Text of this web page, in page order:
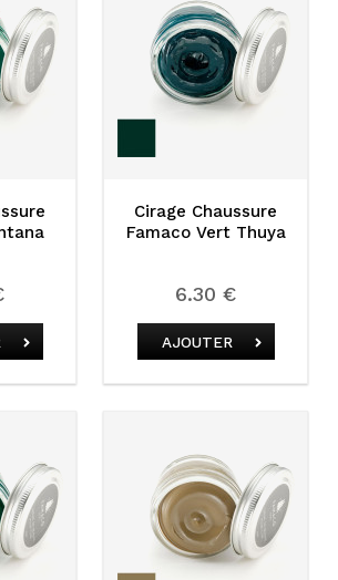
Cirage Chaussure
Famaco Vert Thuya
6.30 €
AJOUTER